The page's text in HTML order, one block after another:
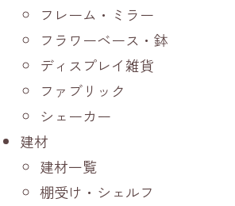
フレーム・ミラー
フラワーベース・鉢
ディスプレイ雑貨
ファブリック
シェーカー
建材
建材一覧
棚受け・シェルフ